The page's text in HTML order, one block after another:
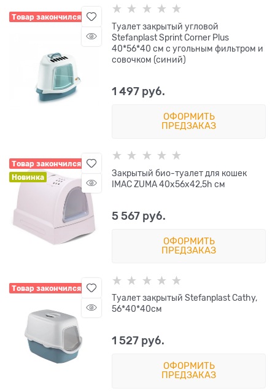
Товар закончился
Туалет закрытый угловой
Stefanplast Sprint Corner Plus
40*56*40 см с угольным фильтром и
совочком (синий)
1 497 руб.
ОФОРМИТЬ
ПРЕДЗАКАЗ
Товар закончился
Новинка
Закрытый био-туалет для кошек
IMAC ZUMA 40х56х42,5h см
5 567 руб.
ОФОРМИТЬ
ПРЕДЗАКАЗ
Товар закончился
Туалет закрытый Stefanplast Cathy,
56*40*40см
1 527 руб.
ОФОРМИТЬ
ПРЕДЗАКАЗ